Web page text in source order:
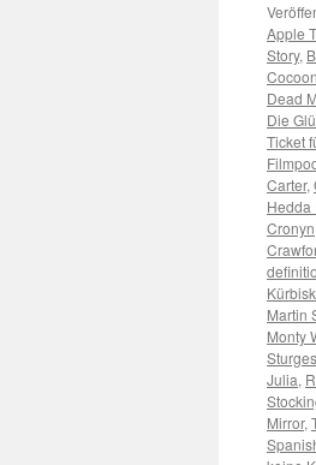
Apple
Story,
Cocoon
Dead
Die
Ticket
Carter,
Hedda
Cronyn
Martin
Monty
Sturges
Julia,
Mirror,